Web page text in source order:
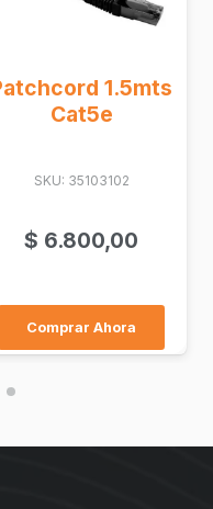
Ftth 1X8 Eas...
SKU: GLC-FDB-006-01
Comprar Ahora